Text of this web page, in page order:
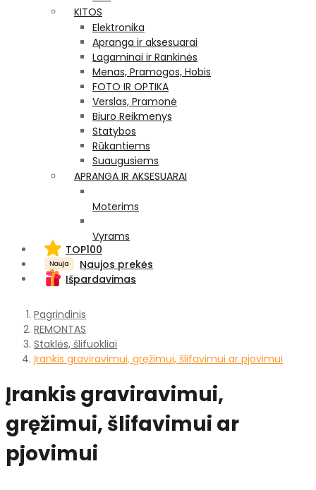
KITOS
Elektronika
Apranga ir aksesuarai
Lagaminai ir Rankinės
Menas, Pramogos, Hobis
FOTO IR OPTIKA
Verslas, Pramonė
Biuro Reikmenys
Statybos
Rūkantiems
Suaugusiems
APRANGA IR AKSESUARAI
Moterims
Vyrams
TOP100
Naujos prekės
Išpardavimas
Pagrindinis
REMONTAS
Staklės, šlifuokliai
Įrankis graviravimui, gręžimui, šlifavimui ar pjovimui
Įrankis graviravimui,
gręžimui, šlifavimui ar
pjovimui